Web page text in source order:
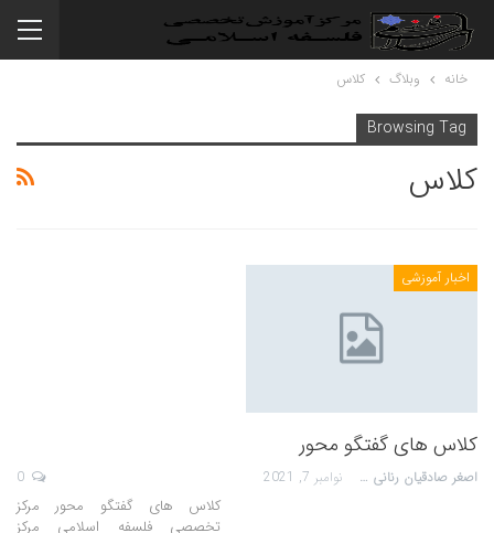
خانه وبلاگ کلاس
Browsing Tag
کلاس
اخبار آموزشی
کلاس های گفتگو محور
اصغر صادقیان رنانی نوامبر 7, 2021
کلاس های گفتگو محور مرکز
تخصصی فلسفه اسلامی مرکز